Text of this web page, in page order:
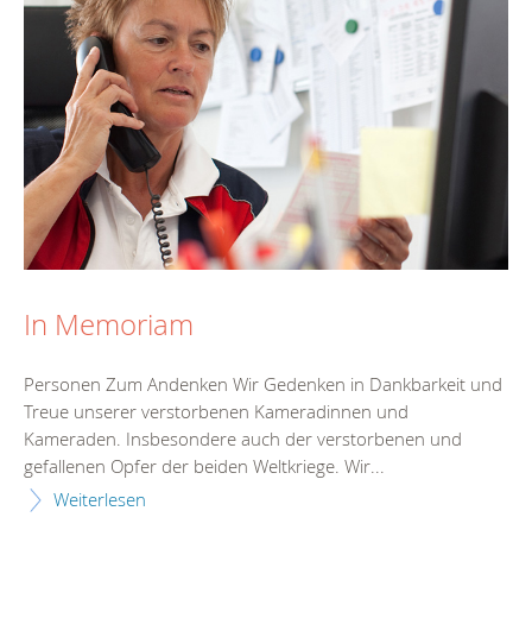
In Memoriam
Personen Zum Andenken Wir Gedenken in Dankbarkeit und
Treue unserer verstorbenen Kameradinnen und
Kameraden. Insbesondere auch der verstorbenen und
gefallenen Opfer der beiden Weltkriege. Wir...
Weiterlesen